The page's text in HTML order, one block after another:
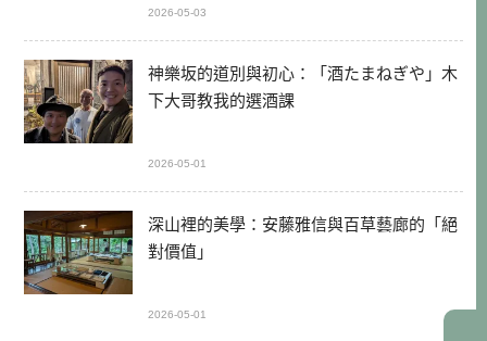
2026-05-03
神樂坂的道別與初心：「酒たまねぎや」木
下大哥教我的選酒課
2026-05-01
深山裡的美學：安藤雅信與百草藝廊的「絕
對價值」
2026-05-01